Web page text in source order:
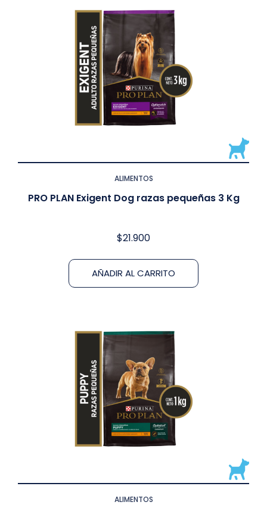
ALIMENTOS
PRO PLAN Exigent Dog razas pequeñas 3 Kg
$21.900
AÑADIR AL CARRITO
ALIMENTOS